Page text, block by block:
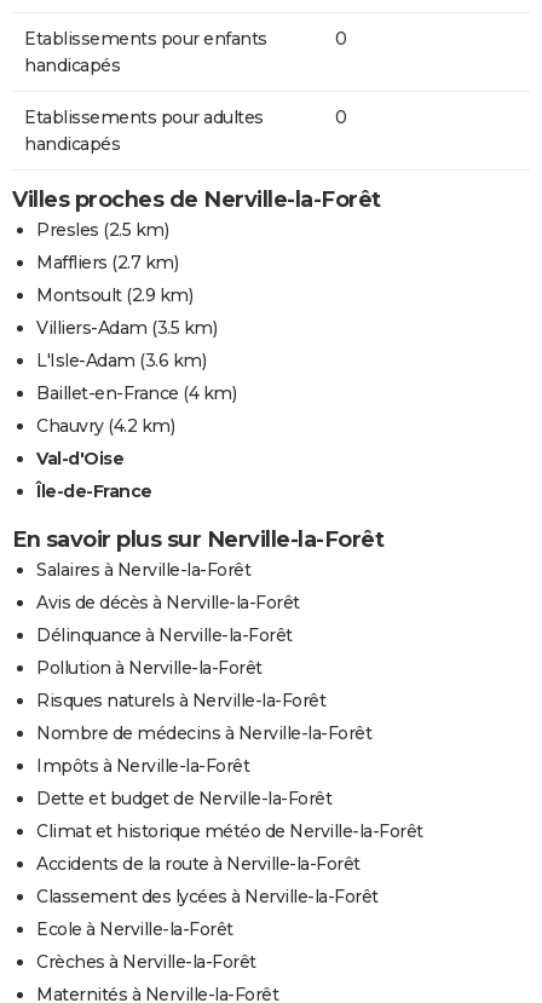
Etablissements pour enfants
handicapés
0
Etablissements pour adultes
handicapés
0
Villes proches de Nerville-la-Forêt
Presles (2.5 km)
Maffliers (2.7 km)
Montsoult(2.9 km)
Villiers-Adam (3.5 km)
L'Isle-Adam (3.6 km)
Baillet-en-France (4 km)
Chauvry(4.2 km)
Val-d'Oise
Île-de-France
En savoir plus sur Nerville-la-Forêt
Salaires à Nerville-la-Forêt
Avis de décès à Nerville-la-Forêt
Délinquance à Nerville-la-Forêt
Pollution à Nerville-la-Forêt
Risques naturels à Nerville-la-Forêt
Nombre de médecins à Nerville-la-Forêt
Impôts à Nerville-la-Forêt
Dette et budget de Nerville-la-Forêt
Climat et historique météo de Nerville-la-Forêt
Accidents de la route à Nerville-la-Forêt
Classement des lycées à Nerville-la-Forêt
Ecole à Nerville-la-Forêt
Crèches à Nerville-la-Forêt
Maternités à Nerville-la-Forêt